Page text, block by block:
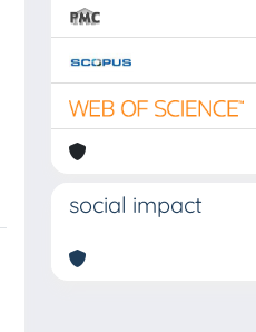
social impact